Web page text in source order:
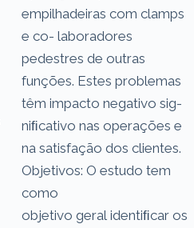
empilhadeiras com clamps
e co- laboradores
pedestres de outras
funções. Estes problemas
têm impacto negativo sig-
niﬁcativo nas operações e
na satisfação dos clientes.
Objetivos: O estudo tem
como
objetivo geral identiﬁcar os